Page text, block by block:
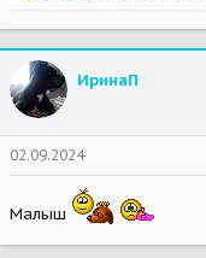
a
c
t
o
n
:
ИринаП
02.09.2024
Малыш